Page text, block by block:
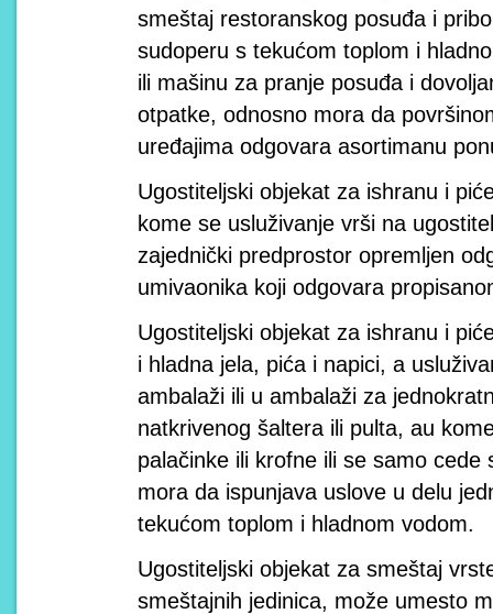
smeštaj restoranskog posuđa i
sudoperu s tekućom toplom i
ili mašinu za pranje posuđa i
otpatke, odnosno mora da
uređajima odgovara asortimanu
Ugostiteljski objekat za ishranu i
kome se usluživanje vrši na
zajednički predprostor opremljen
umivaonika koji odgovara
Ugostiteljski objekat za ishranu i
i hladna jela, pića i napici, a
ambalaži ili u ambalaži za
natkrivenog šaltera ili pulta, au
palačinke ili krofne ili se samo cede
mora da ispunjava uslove u delu
tekućom toplom i hladnom vodom.
Ugostiteljski objekat za smeštaj
smeštajnih jedinica, može umesto